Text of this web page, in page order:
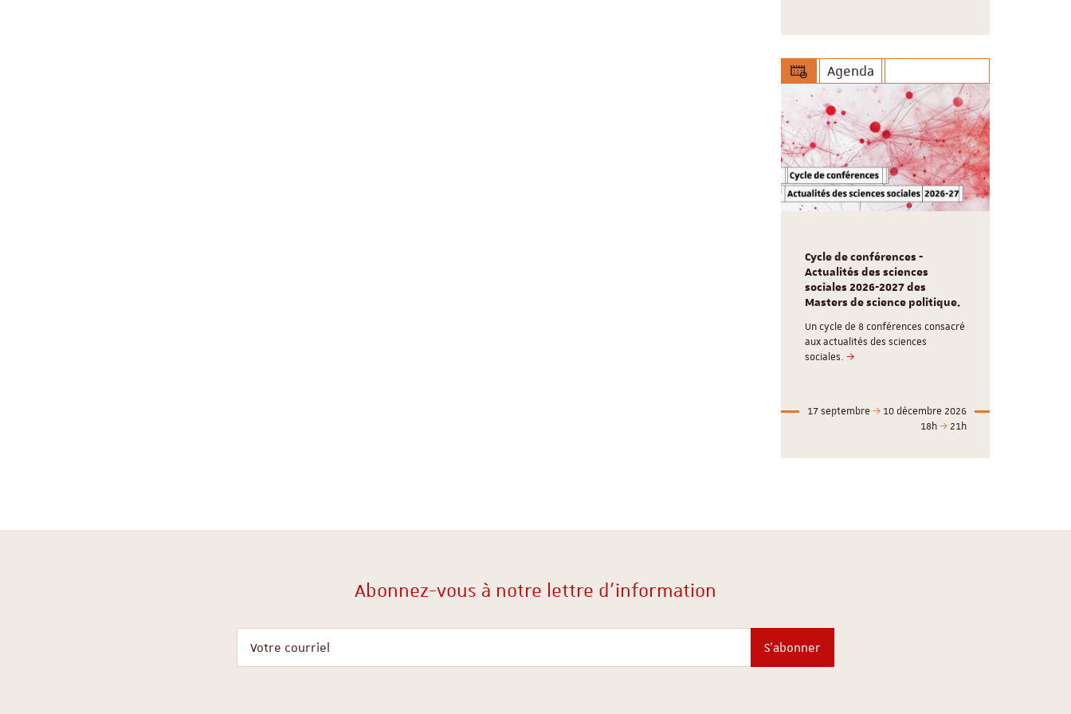
Agenda
Cycle de conférences -
Actualités des sciences
sociales 2026-2027 des
Masters de science politique.
Un cycle de 8 conférences consacré
aux actualités des sciences
sociales.
17 septembre
10 décembre 2026
18h
21h
Abonnez-vous à notre lettre d'information
S'abonner